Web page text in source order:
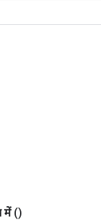
में ()